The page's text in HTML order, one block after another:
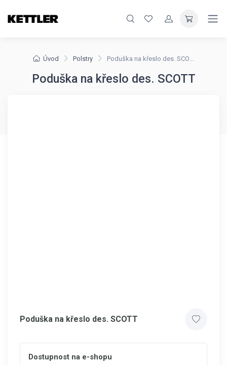
Úvod Polstry Poduška na křeslo des. SCOTT
Poduška na křeslo des. SCOTT
Poduška na křeslo des. SCOTT
Dostupnost na e-shopu